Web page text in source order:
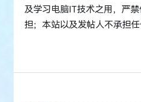
及学习电脑IT技术之用，严
担；本站以及发帖人不承担任